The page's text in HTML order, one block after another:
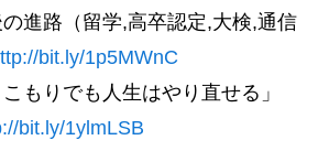
進路（留学,高卒認定,大検,通信
bit.ly/1p5MWnC
もりでも人生はやり直せる」
bit.ly/1ylmLSB